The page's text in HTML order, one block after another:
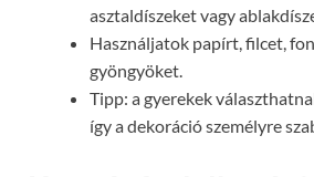
asztaldíszeket vagy
Használjatok papírt, filcet,
gyöngyöket.
Tipp: a gyerekek
így a dekoráció személyre